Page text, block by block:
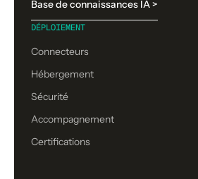
Base de connaissances IA >
DÉPLOIEMENT
Connecteurs
Hébergement
Sécurité
Accompagnement
Certifications